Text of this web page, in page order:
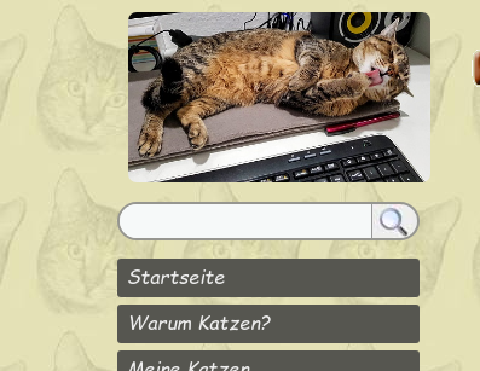
Startseite
Warum Katzen?